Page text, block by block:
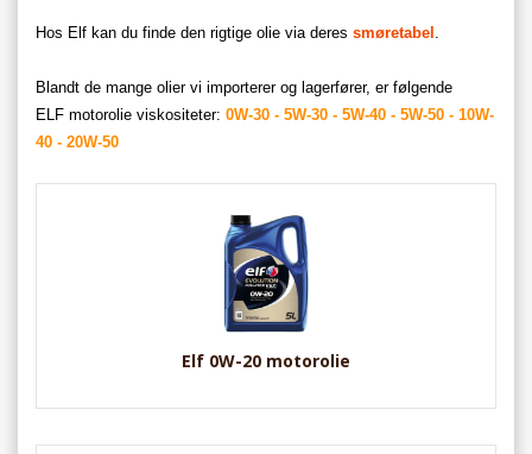
Hos Elf kan du finde den rigtige olie via deres smøretabel .
Blandt de mange olier vi importerer og lagerfører, er følgende
ELF motorolie viskositeter: 0W-30 - 5W-30 - 5W-40 - 5W-50 - 10W-
40 - 20W-50
Elf 0W-20 motorolie